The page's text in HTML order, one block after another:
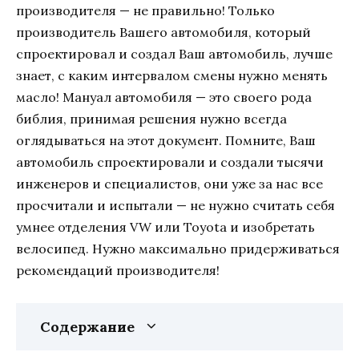
производителя — не правильно! Только
производитель Вашего автомобиля, который
спроектировал и создал Ваш автомобиль, лучше
знает, с каким интервалом смены нужно менять
масло! Мануал автомобиля — это своего рода
библия, принимая решения нужно всегда
оглядываться на этот документ. Помните, Ваш
автомобиль спроектировали и создали тысячи
инженеров и специалистов, они уже за нас все
просчитали и испытали — не нужно считать себя
умнее отделения VW или Toyota и изобретать
велосипед. Нужно максимально придерживаться
рекомендаций производителя!
Содержание